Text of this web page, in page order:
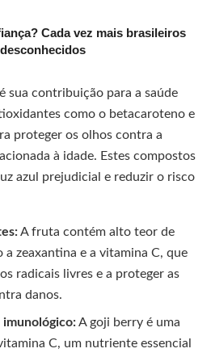
Cada vez mais brasileiros
sua contribuição para a saúde
como o betacaroteno e
proteger os olhos contra a
à idade. Estes compostos
azul prejudicial e reduzir o risco
A fruta contém alto teor de
zeaxantina e a vitamina C, que
radicais livres e a proteger as
danos.
imunológico:A goji berry é uma
C, um nutriente essencial